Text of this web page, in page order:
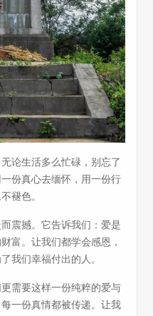
论生活多么忙碌，别忘了
份真心去缅怀，用一份行
褪色。
震撼。它告诉我们：爱是
富。让我们都学会感恩，
我们幸福付出的人。
需要这样一份纯粹的爱与
一份真情都被传递。让我